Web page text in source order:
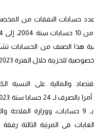
حسابات النفقات من
للخزينة خلال الفترة 2023- 2024.
والمالية على النسبة
في المرتبة الثانية بـ 9 حسابات، ووزارة